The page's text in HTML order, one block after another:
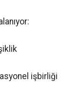
işbirliği